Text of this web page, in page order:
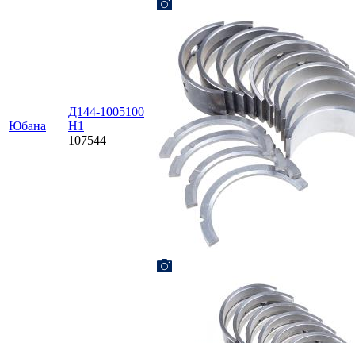
Юбана
Д144-1005100
Н1
107544